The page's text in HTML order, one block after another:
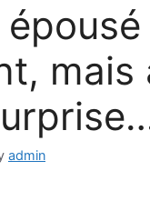
mais
admin